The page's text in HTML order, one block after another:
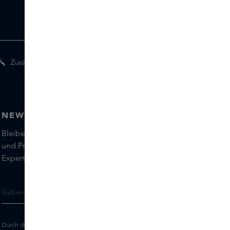
Zusätzliche Geschenke für Mitglieder
NEWSLETTER
Bleiben Sie auf dem Laufenden über die neuesten Marken
und Produkte und holen Sie sich Tipps von unseren Skins
Experts.
Durch die Eingabe Ihrer E-Mail-Adresse erklären Sie sich damit einverstanden,